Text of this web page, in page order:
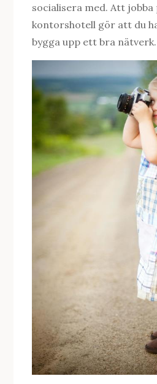
socialisera med. Att jobba
kontorshotell gör att du
bygga upp ett bra nätverk.